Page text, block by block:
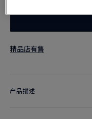
精品店有售
产品描述